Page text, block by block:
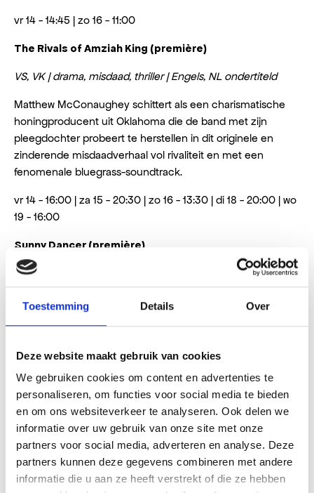
Toestemming Details Over
Deze website maakt gebruik van cookies
We gebruiken cookies om content en advertenties te
personaliseren, om functies voor social media te bieden
en om ons websiteverkeer te analyseren. Ook delen we
informatie over uw gebruik van onze site met onze
partners voor social media, adverteren en analyse. Deze
partners kunnen deze gegevens combineren met andere
informatie die u aan ze heeft verstrekt of die ze hebben
vr 14 - 14:45 | zo 16 - 11:00
The Rivals of Amziah King (première)
VS, VK | drama, misdaad, thriller | Engels, NL ondertiteld
Matthew McConaughey schittert als een charismatische
honingproducent uit Oklahoma die de band met zijn
pleegdochter probeert te herstellen in dit originele en
zinderende misdaadverhaal vol rivaliteit en met een
fenomenale bluegrass-soundtrack.
vr 14 - 16:00 | za 15 - 20:30 | zo 16 - 13:30 | di 18 - 20:00 | wo
19 - 16:00
Sunny Dancer (première)
Verenigd Koninkrijk, Duitsland | drama, komedie | Engels,
NL ondertiteld
een zomerkamp voor jongeren die leven met de gevolgen
hartverwarmend en inspirerend aan toe gaat.
vr 14 - 20:00 | za 15 - 11:45 | zo 16 - 16:45 | ma 17 - 14:30 | wo
19 - 20:00
La Vita va Cosi
Italië | drama, komedie| Italiaans, NL ondertiteld